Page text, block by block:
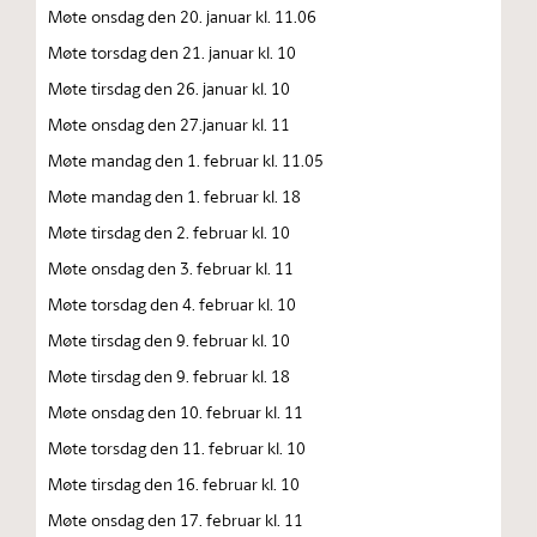
Møte onsdag den 20. januar kl. 11.06
Møte torsdag den 21. januar kl. 10
Møte tirsdag den 26. januar kl. 10
Møte onsdag den 27.januar kl. 11
Møte mandag den 1. februar kl. 11.05
Møte mandag den 1. februar kl. 18
Møte tirsdag den 2. februar kl. 10
Møte onsdag den 3. februar kl. 11
Møte torsdag den 4. februar kl. 10
Møte tirsdag den 9. februar kl. 10
Møte tirsdag den 9. februar kl. 18
Møte onsdag den 10. februar kl. 11
Møte torsdag den 11. februar kl. 10
Møte tirsdag den 16. februar kl. 10
Møte onsdag den 17. februar kl. 11